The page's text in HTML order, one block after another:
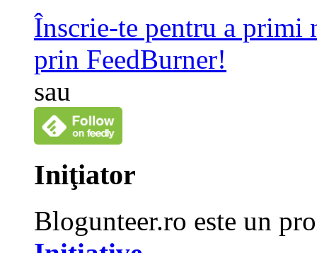
Înscrie-te pentru a primi
prin FeedBurner!
sau
Iniţiator
Blogunteer.ro este un